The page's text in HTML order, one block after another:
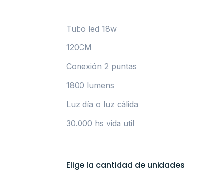
Tubo led 18w
120CM
Conexión 2 puntas
1800 lumens
Luz día o luz cálida
30.000 hs vida util
Elige la cantidad de unidades